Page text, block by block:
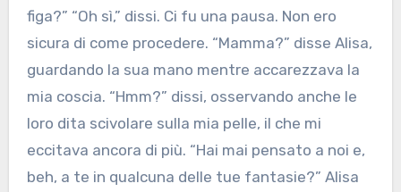
figa?” “Oh sì,” dissi. Ci fu una pausa. Non ero
sicura di come procedere. “Mamma?” disse Alisa,
guardando la sua mano mentre accarezzava la
mia coscia. “Hmm?” dissi, osservando anche le
loro dita scivolare sulla mia pelle, il che mi
eccitava ancora di più. “Hai mai pensato a noi e,
beh, a te in qualcuna delle tue fantasie?” Alisa